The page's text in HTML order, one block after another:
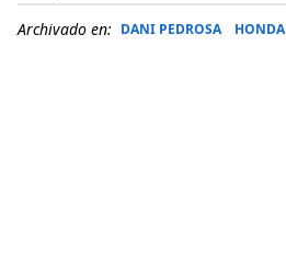
Archivado en: DANI PEDROSA HONDA